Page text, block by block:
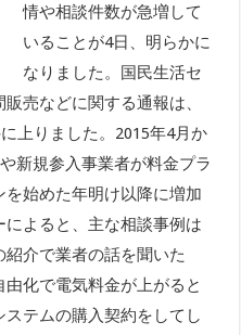
情や相談件数が急増して
いることが4日、明らかに
なりました。国民生活セ
売などに関する通報は、
上りました。2015年4月か
新規参入事業者が料金プラ
始めた年明け以降に増加
よると、主な相談事例は
紹介で業者の話を聞いた
化で電気料金が上がると
テムの購入契約をしてし